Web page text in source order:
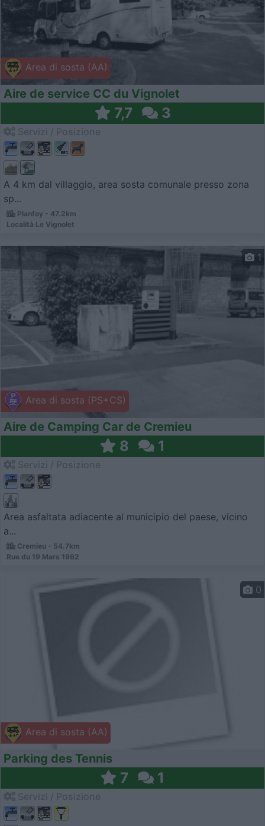
Area di sosta (AA)
Aire de service CC du Vignolet
7,7 3
A 4 km dal villaggio, area sosta comunale presso zona
sp...
Planfoy - 47.2km
Località Le Vignolet
Area di sosta (PS+CS)
1
Aire de Camping Car de Cremieu
8 1
Area asfaltata adiacente al municipio del paese, vicino
a...
Cremieu - 54.7km
Rue du 19 Mars 1962
Area di sosta (AA)
0
Parking des Tennis
7 1